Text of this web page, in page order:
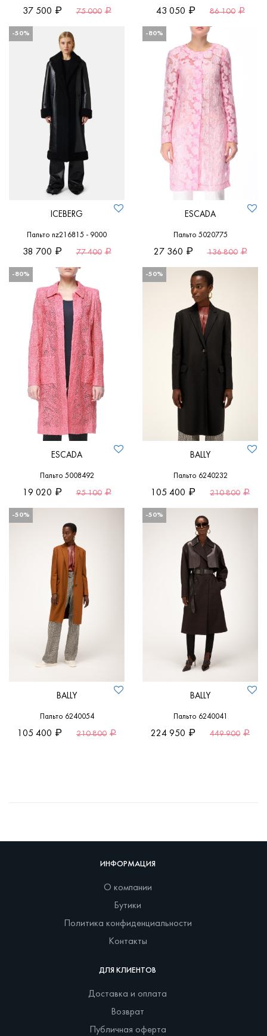
37 500 75 000 43 050 86 100
-50%
ICEBERG
Пальто nz216815 - 9000
38 700 77 400
-80%
ESCADA
Пальто 5020775
27 360 136 800
-80%
ESCADA
Пальто 5008492
19 020 95 100
-50%
BALLY
Пальто 6240232
105 400 210 800
-50%
BALLY
Пальто 6240054
105 400 210 800
-50%
BALLY
Пальто 6240041
224 950 449 900
ИНФОРМАЦИЯ
О компании
Бутики
Политика конфиденциальности
Контакты
ДЛЯ КЛИЕНТОВ
Доставка и оплата
Возврат
Публичная оферта